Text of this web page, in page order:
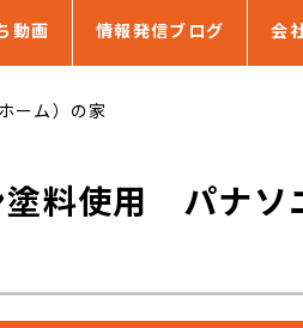
動画 情報発信ブログ 会
ーム）の家
料使用 パナソ